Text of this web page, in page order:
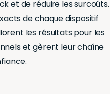
et de réduire les surcoûts.
de chaque dispositif
les résultats pour les
et gèrent leur chaîne